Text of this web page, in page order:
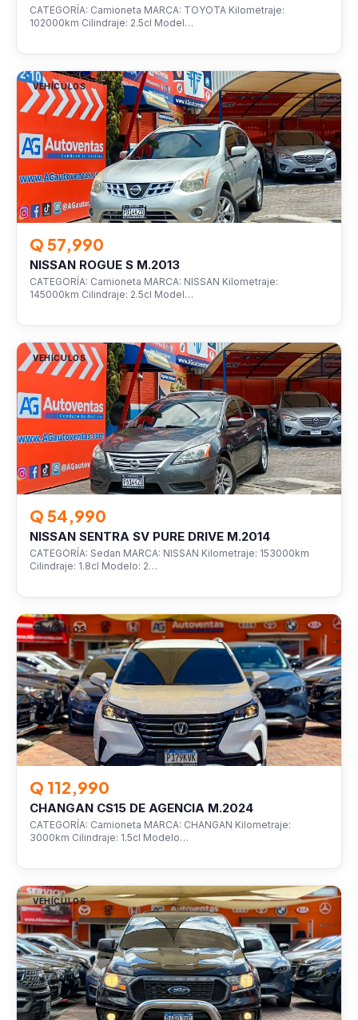
CATEGORÍA: Camioneta MARCA: TOYOTA Kilometraje:
102000km Cilindraje: 2.5cl Model…
VEHÍCULOS
Q 57,990
NISSAN ROGUE S M.2013
CATEGORÍA: Camioneta MARCA: NISSAN Kilometraje:
145000km Cilindraje: 2.5cl Model…
VEHÍCULOS
Q 54,990
NISSAN SENTRA SV PURE DRIVE M.2014
CATEGORÍA: Sedan MARCA: NISSAN Kilometraje: 153000km
Cilindraje: 1.8cl Modelo: 2…
VEHÍCULOS
Q 112,990
CHANGAN CS15 DE AGENCIA M.2024
CATEGORÍA: Camioneta MARCA: CHANGAN Kilometraje:
3000km Cilindraje: 1.5cl Modelo…
VEHÍCULOS